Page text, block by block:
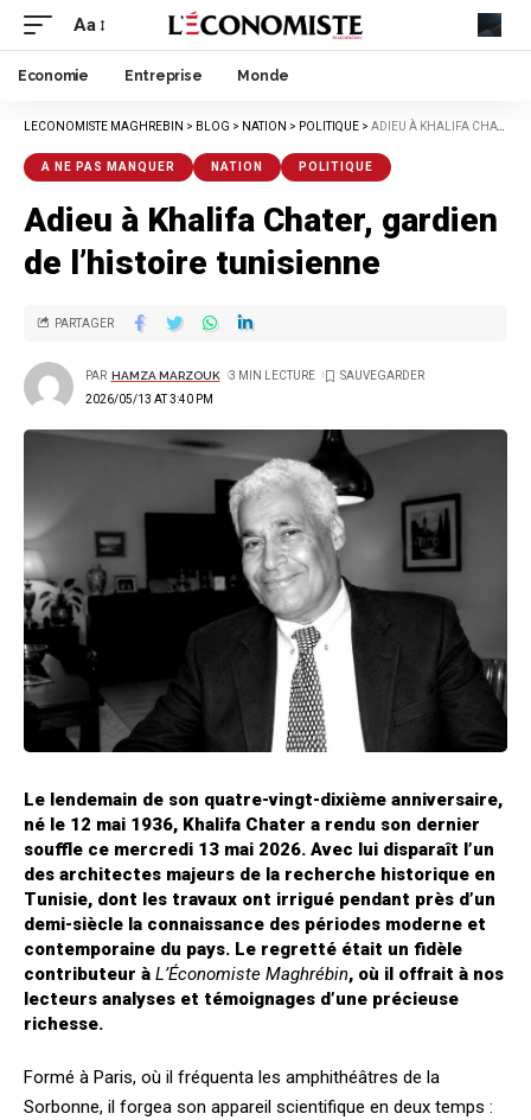
Aa
Economie Entreprise Monde
LECONOMISTE MAGHREBIN > BLOG > NATION > POLITIQUE > ADIEU À KHALIFA CHATER, GARDIEN DE L’HISTOIRE TUNISIENNE
A NE PAS MANQUER NATION POLITIQUE
Adieu à Khalifa Chater, gardien
de l’histoire tunisienne
2026/05/13 AT 3:40 PM
PAR HAMZA MARZOUK 3 MIN LECTURE
PARTAGER
Le lendemain de son quatre-vingt-dixième anniversaire,
né le 12 mai 1936, Khalifa Chater a rendu son dernier
souffle ce mercredi 13 mai 2026. Avec lui disparaît l’un
des architectes majeurs de la recherche historique en
Tunisie, dont les travaux ont irrigué pendant près d’un
demi-siècle la connaissance des périodes moderne et
contemporaine du pays. Le regretté était un fidèle
contributeur à L’Économiste Maghrébin, où il offrait à nos
lecteurs analyses et témoignages d’une précieuse
richesse.
Formé à Paris, où il fréquenta les amphithéâtres de la
Sorbonne, il forgea son appareil scientifique en deux temps :